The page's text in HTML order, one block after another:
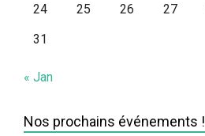
24
25 26 27
31
« Jan
Nos prochains événements !